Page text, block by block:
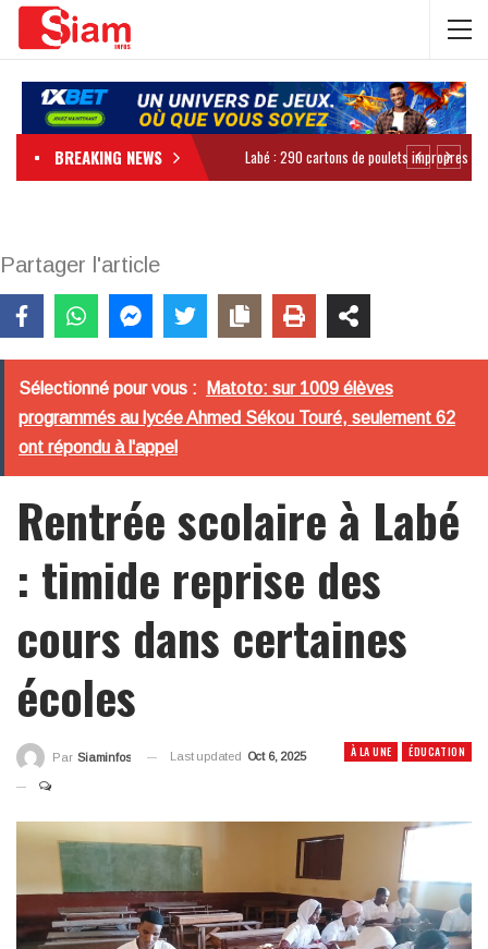
BREAKING NEWS
Partager l'article
Sélectionné pour vous :
Matoto: sur 1009 élèves
programmés au lycée Ahmed Sékou Touré, seulement 62
ont répondu à l'appel
Rentrée scolaire à Labé
: timide reprise des
cours dans certaines
écoles
À LA UNE ÉDUCATION
Par Siaminfos Last updated Oct 6, 2025